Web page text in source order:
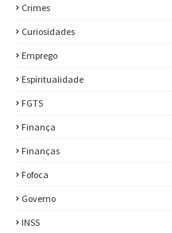
Crimes
Curiosidades
Emprego
Espiritualidade
FGTS
Finança
Finanças
Fofoca
Governo
INSS